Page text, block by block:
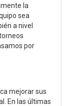
la
sea
a nivel
por
mejorar sus
En las últimas